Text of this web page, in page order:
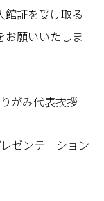
証を受け取る
お願いいたしま
がみ代表挨拶
ゼンテーション